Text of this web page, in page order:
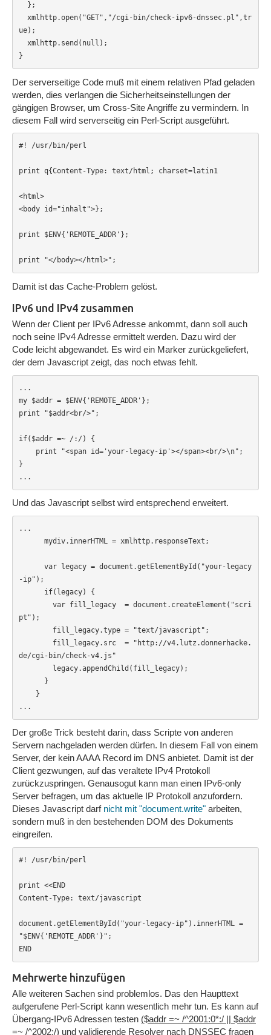
};
xmlhttp.open("GET","/cgi-bin/check-ipv6-dnssec.pl",tr
ue);
xmlhttp.send(null);
}
Der serverseitige Code muß mit einem relativen Pfad geladen
werden, dies verlangen die Sicherheitseinstellungen der
gängigen Browser, um Cross-Site Angriffe zu vermindern. In
diesem Fall wird serverseitig ein Perl-Script ausgeführt.
#! /usr/bin/perl
print q{Content-Type: text/html; charset=latin1
<html>
<body id="inhalt">};
print $ENV{'REMOTE_ADDR'};
print "</body></html>";
Damit ist das Cache-Problem gelöst.
IPv6 und IPv4 zusammen
Wenn der Client per IPv6 Adresse ankommt, dann soll auch
noch seine IPv4 Adresse ermittelt werden. Dazu wird der
Code leicht abgewandet. Es wird ein Marker zurückgeliefert,
der dem Javascript zeigt, das noch etwas fehlt.
...
my $addr = $ENV{'REMOTE_ADDR'};
print "$addr<br/>";
if($addr =~ /:/) {
print "<span id='your-legacy-ip'></span><br/>\n";
}
...
Und das Javascript selbst wird entsprechend erweitert.
...
mydiv.innerHTML = xmlhttp.responseText;
var legacy = document.getElementById("your-legacy
-ip");
if(legacy) {
var fill_legacy  = document.createElement("scri
pt");
fill_legacy.type = "text/javascript";
fill_legacy.src  = "http://v4.lutz.donnerhacke.
de/cgi-bin/check-v4.js"
legacy.appendChild(fill_legacy);
}
}
...
Der große Trick besteht darin, dass Scripte von anderen
Servern nachgeladen werden dürfen. In diesem Fall von einem
Server, der kein AAAA Record im DNS anbietet. Damit ist der
Client gezwungen, auf das veraltete IPv4 Protokoll
zurückzuspringen. Genausogut kann man einen IPv6-only
Server befragen, um das aktuelle IP Protokoll anzufordern.
Dieses Javascript darf nicht mit "document.write" arbeiten,
sondern muß in den bestehenden DOM des Dokuments
eingreifen.
#! /usr/bin/perl
print <<END
Content-Type: text/javascript
document.getElementById("your-legacy-ip").innerHTML =
"$ENV{'REMOTE_ADDR'}";
END
Mehrwerte hinzufügen
Alle weiteren Sachen sind problemlos. Das den Haupttext
aufgerufene Perl-Script kann wesentlich mehr tun. Es kann auf
Übergang-IPv6 Adressen testen ($addr =~ /^2001:0*:/ || $addr
=~ /^2002:/) und validierende Resolver nach DNSSEC fragen